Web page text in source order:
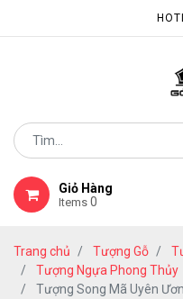
Giỏ Hàng
Items 0
Trang chủ Tượng Gỗ
Tượng Ngựa Phong Thủy
Tượng Song Mã Uyên